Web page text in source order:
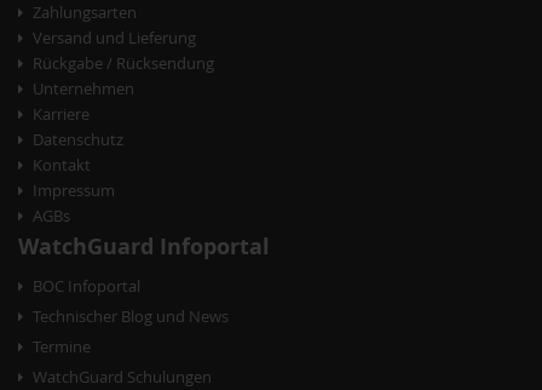
Zahlungsarten
Versand und Lieferung
Rückgabe / Rücksendung
Unternehmen
Karriere
Datenschutz
Kontakt
Impressum
AGBs
WatchGuard Infoportal
BOC Infoportal
Technischer Blog und News
Termine
WatchGuard Schulungen